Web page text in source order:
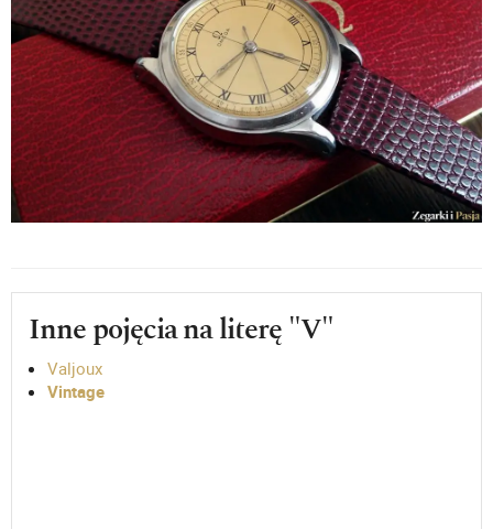
Inne pojęcia na literę "V"
Valjoux
Vintage